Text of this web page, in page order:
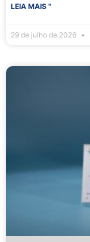
LEIA MAIS "
29 de julho de 2026